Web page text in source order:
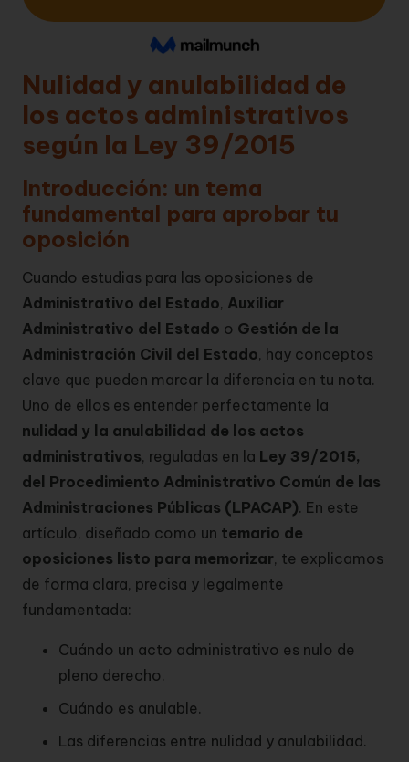
Nulidad y anulabilidad de
los actos administrativos
según la Ley 39/2015
Introducción: un tema
fundamental para aprobar tu
oposición
Cuando estudias para las oposiciones de
Administrativo del Estado, Auxiliar
Administrativo del Estado o Gestión de la
Administración Civil del Estado, hay conceptos
clave que pueden marcar la diferencia en tu nota.
Uno de ellos es entender perfectamente la
nulidad y la anulabilidad de los actos
administrativos, reguladas en la Ley 39/2015,
del Procedimiento Administrativo Común de las
Administraciones Públicas (LPACAP). En este
artículo, diseñado como un temario de
oposiciones listo para memorizar, te explicamos
de forma clara, precisa y legalmente
fundamentada:
Cuándo un acto administrativo es nulo de
pleno derecho.
Cuándo es anulable.
Las diferencias entre nulidad y anulabilidad.